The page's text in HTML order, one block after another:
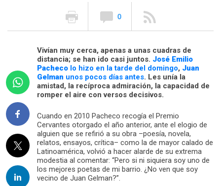
0
Vivían muy cerca, apenas a unas cuadras de
distancia; se han ido casi juntos. José Emilio
Pacheco lo hizo en la tarde del domingo, Juan
Gelman unos pocos días antes. Les unía la
amistad, la recíproca admiración, la capacidad de
romper el aire con versos decisivos.
Cuando en 2010 Pacheco recogía el Premio
Cervantes otorgado el año anterior, ante el elogio de
alguien que se refirió a su obra –poesía, novela,
relatos, ensayos, crítica– como la de mayor calado de
Latinoamérica, volvió a hacer alarde de su extrema
modestia al comentar: “Pero si ni siquiera soy uno de
los mejores poetas de mi barrio. ¿No ven que soy
vecino de Juan Gelman?”.